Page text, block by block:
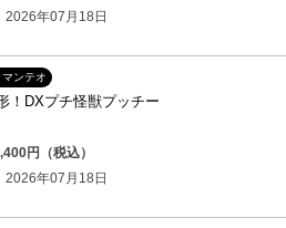
2026年07月18日
ンテオ
！DXプチ怪獣プッチー
円（税込）
2026年07月18日